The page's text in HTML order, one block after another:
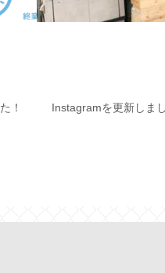
！ Instagramを更新しま